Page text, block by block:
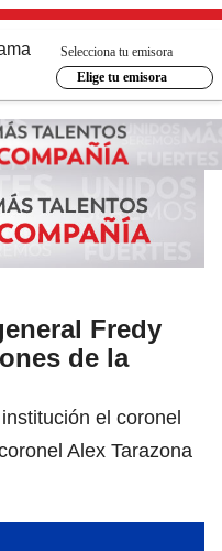
Selecciona tu emisora
Elige tu emisora
Fredy
de la
el coronel
Alex Tarazona